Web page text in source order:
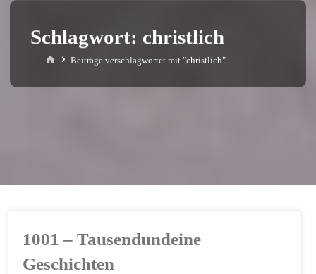
Schlagwort: christlich
StartBeiträge verschlagwortet mit "christlich"
1001 – Tausendundeine
Geschichten